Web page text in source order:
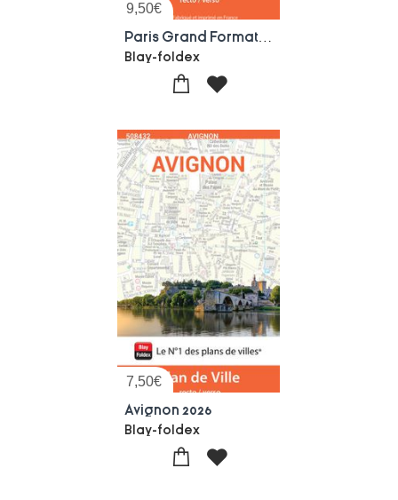
9,50€
Blay-foldex
7,50€
Avignon 2026
Blay-foldex